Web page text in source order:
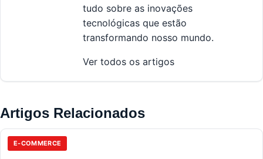
tudo sobre as inovações
tecnológicas que estão
transformando nosso mundo.
Ver todos os artigos
Artigos Relacionados
E-COMMERCE